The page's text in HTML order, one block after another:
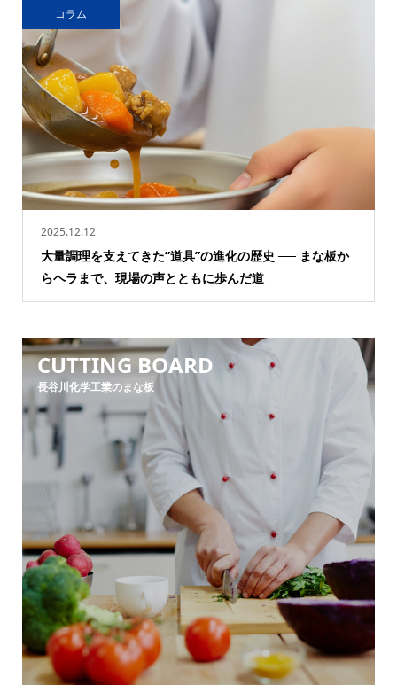
2025.12.12
大量調理を支えてきた”道具”の進化の歴史 ── まな板か
らヘラまで、現場の声とともに歩んだ道
コラム
CUTTING BOARD
長谷川化学工業のまな板